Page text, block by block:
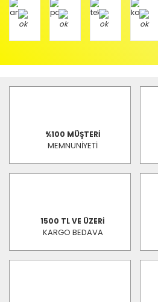
%100 MÜŞTERİ
MEMNUNİYETİ
1500 TL VE ÜZERİ
KARGO BEDAVA